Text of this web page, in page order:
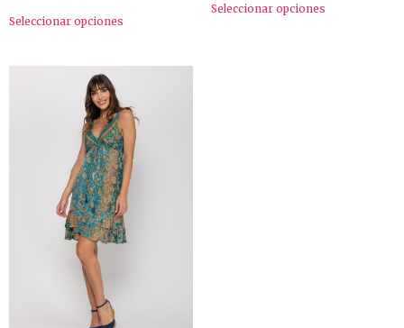
Seleccionar opciones
Seleccionar opciones